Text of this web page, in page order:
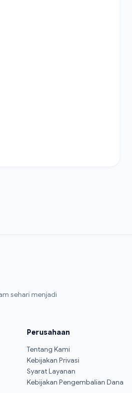
sehari menjadi
Perusahaan
Tentang Kami
Kebijakan Privasi
Syarat Layanan
Kebijakan Pengembalian Dana